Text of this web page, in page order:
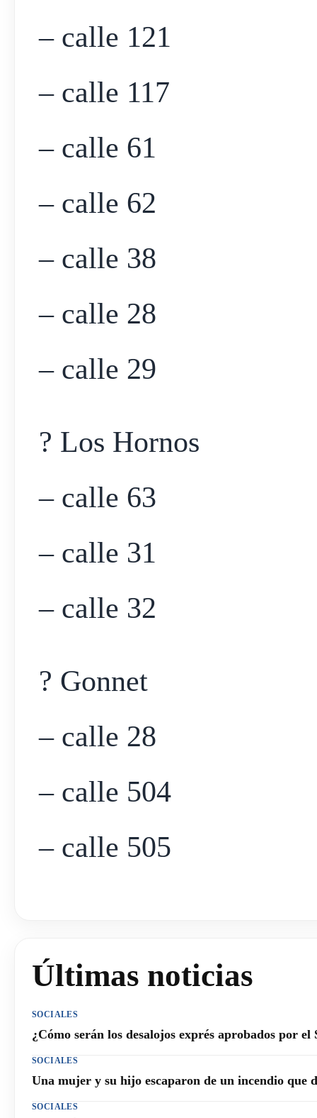
– calle 121
– calle 117
– calle 61
– calle 62
– calle 38
– calle 28
– calle 29
? Los Hornos
– calle 63
– calle 31
– calle 32
? Gonnet
– calle 28
– calle 504
– calle 505
Últimas noticias
SOCIALES
¿Cómo serán los desalojos exprés aprobados por el
SOCIALES
Una mujer y su hijo escaparon de un incendio que
SOCIALES